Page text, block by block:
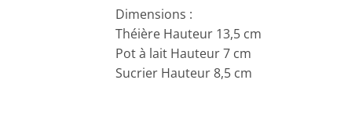
Dimensions :
Théière Hauteur 13,5 cm
Pot à lait Hauteur 7 cm
Sucrier Hauteur 8,5 cm